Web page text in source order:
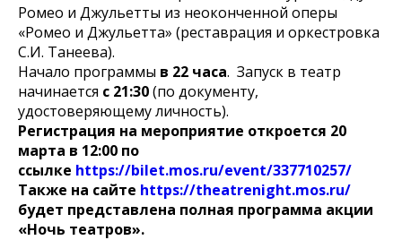
Ромео и Джульетты из неоконченной оперы
«Ромео и Джульетта» (реставрация и оркестровка
С.И. Танеева).
Начало программы в 22 часа. Запуск в театр
начинается с 21:30(по документу,
удостоверяющему личность).
Регистрация на мероприятие откроется 20
марта в 12:00 по
ссылке https://bilet.mos.ru/event/337710257/
Также на сайте https://theatrenight.mos.ru/
будет представлена полная программа акции
«Ночь театров».